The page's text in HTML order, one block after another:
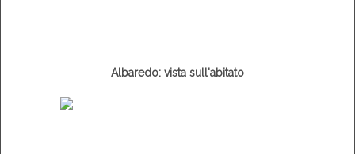
Albaredo: vista sull'abitato